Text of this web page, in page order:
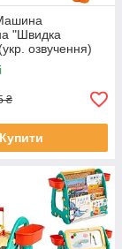
"Швидка
озвучення)
₴
Купити